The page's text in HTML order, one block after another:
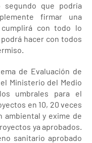
que podría
firmar una
con todo lo
hacer con todos
de Evaluación de
Ministerio del Medio
umbrales para el
en 10, 20 veces
ambiental y exime de
ya aprobados.
sanitario aprobado